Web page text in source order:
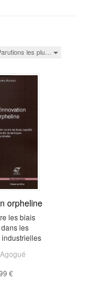
les plu…
orpheline
les biais
les
€